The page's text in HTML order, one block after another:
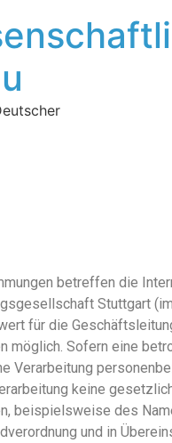
betreffen die
Stuttgart
für die
möglich. Sofern eine
Verarbeitung
keine
beispielsweise des
und in